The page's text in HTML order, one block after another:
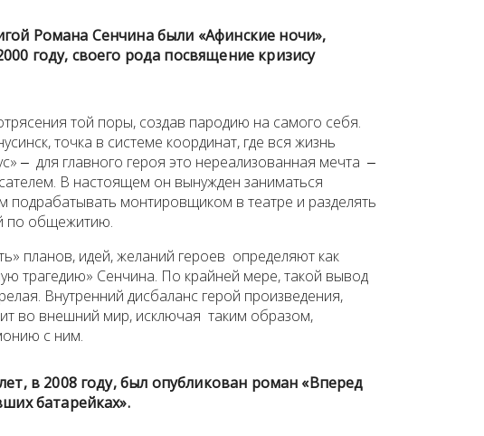
Романа Сенчина были «Афинские ночи»,
году, своего рода посвящение кризису
той поры, создав пародию на самого себя.
точка в системе координат, где вся жизнь
‒ для главного героя это нереализованная мечта ‒
В настоящем он вынужден заниматься
подрабатывать монтировщиком в театре и разделять
по общежитию.
планов, идей, желаний героев определяют как
трагедию» Сенчина. По крайней мере, такой вывод
Внутренний дисбаланс герой произведения,
во внешний мир, исключая таким образом,
с ним.
в 2008 году, был опубликован роман «Вперед
батарейках».